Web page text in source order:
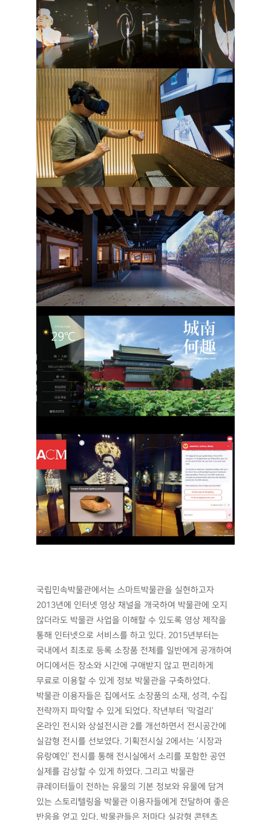
국립민속박물관에서는 스마트박물관을 실현하고자
2013년에 인터넷 영상 채널을 개국하여 박물관에 오지
않더라도 박물관 사업을 이해할 수 있도록 영상 제작을
통해 인터넷으로 서비스를 하고 있다. 2015년부터는
국내에서 최초로 등록 소장품 전체를 일반에게 공개하여
어디에서든 장소와 시간에 구애받지 않고 편리하게
무료로 이용할 수 있게 정보 박물관을 구축하였다.
박물관 이용자들은 집에서도 소장품의 소재, 성격, 수집
전략까지 파악할 수 있게 되었다. 작년부터 ‘막걸리’
온라인 전시와 상설전시관 2를 개선하면서 전시공간에
실감형 전시를 선보였다. 기획전시실 2에서는 ‘시장과
유랑예인’ 전시를 통해 전시실에서 소리를 포함한 공연
실제를 감상할 수 있게 하였다. 그리고 박물관
큐레이터들이 전하는 유물의 기본 정보와 유물에 담겨
있는 스토리텔링을 박물관 이용자들에게 전달하여 좋은
반응을 얻고 있다. 박물관들은 저마다 실감형 콘텐츠